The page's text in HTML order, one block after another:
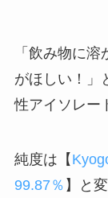
「飲み物に
がほしい！」
性アイソレー
純度は【
99.87％ 】と